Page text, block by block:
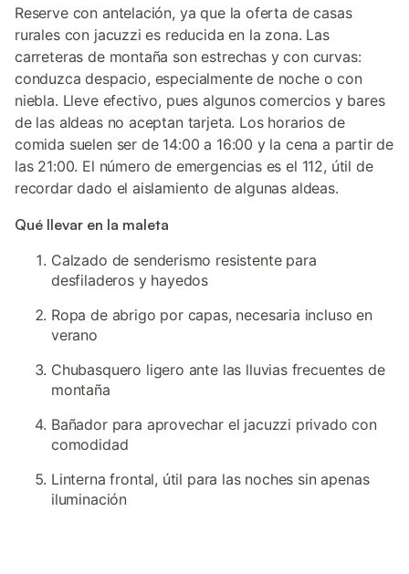
Reserve con antelación, ya que la oferta de casas
rurales con jacuzzi es reducida en la zona. Las
carreteras de montaña son estrechas y con curvas:
conduzca despacio, especialmente de noche o con
niebla. Lleve efectivo, pues algunos comercios y bares
de las aldeas no aceptan tarjeta. Los horarios de
comida suelen ser de 14:00 a 16:00 y la cena a partir de
las 21:00. El número de emergencias es el 112, útil de
recordar dado el aislamiento de algunas aldeas.
Qué llevar en la maleta
Calzado de senderismo resistente para
desfiladeros y hayedos
Ropa de abrigo por capas, necesaria incluso en
verano
Chubasquero ligero ante las lluvias frecuentes de
montaña
Bañador para aprovechar el jacuzzi privado con
comodidad
Linterna frontal, útil para las noches sin apenas
iluminación